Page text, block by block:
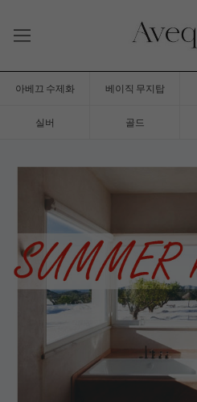
아베끄 수제화 베이직 무지탑
실버 골드